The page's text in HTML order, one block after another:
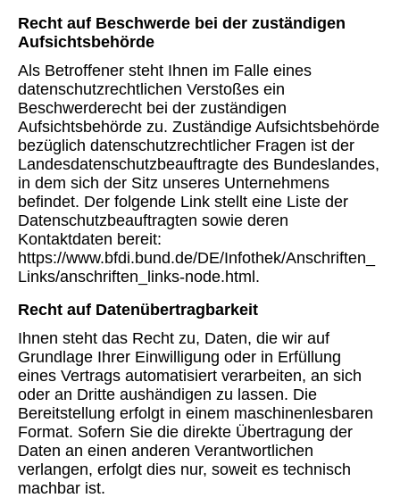
Recht auf Beschwerde bei der zuständigen
Aufsichtsbehörde
Als Betroffener steht Ihnen im Falle eines
datenschutzrechtlichen Verstoßes ein
Beschwerderecht bei der zuständigen
Aufsichtsbehörde zu. Zuständige Aufsichtsbehörde
bezüglich datenschutzrechtlicher Fragen ist der
Landesdatenschutzbeauftragte des Bundeslandes,
in dem sich der Sitz unseres Unternehmens
befindet. Der folgende Link stellt eine Liste der
Datenschutzbeauftragten sowie deren
Kontaktdaten bereit:
https://www.bfdi.bund.de/DE/Infothek/Anschriften_
Links/anschriften_links-node.html.
Recht auf Datenübertragbarkeit
Ihnen steht das Recht zu, Daten, die wir auf
Grundlage Ihrer Einwilligung oder in Erfüllung
eines Vertrags automatisiert verarbeiten, an sich
oder an Dritte aushändigen zu lassen. Die
Bereitstellung erfolgt in einem maschinenlesbaren
Format. Sofern Sie die direkte Übertragung der
Daten an einen anderen Verantwortlichen
verlangen, erfolgt dies nur, soweit es technisch
machbar ist.